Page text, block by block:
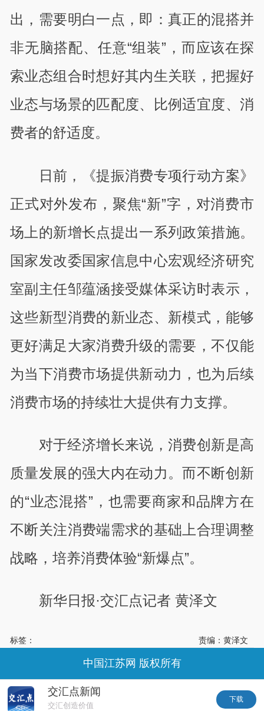
出，需要明白一点，即：真正的混搭并
非无脑搭配、任意“组装”，而应该在探
索业态组合时想好其内生关联，把握好
业态与场景的匹配度、比例适宜度、消
费者的舒适度。
日前，《提振消费专项行动方案》
正式对外发布，聚焦“新”字，对消费市
场上的新增长点提出一系列政策措施。
国家发改委国家信息中心宏观经济研究
室副主任邹蕴涵接受媒体采访时表示，
这些新型消费的新业态、新模式，能够
更好满足大家消费升级的需要，不仅能
为当下消费市场提供新动力，也为后续
消费市场的持续壮大提供有力支撑。
对于经济增长来说，消费创新是高
质量发展的强大内在动力。而不断创新
的“业态混搭”，也需要商家和品牌方在
不断关注消费端需求的基础上合理调整
战略，培养消费体验“新爆点”。
新华日报·交汇点记者 黄泽文
标签： 责编：黄泽文
交汇点新闻
交汇创造价值
下载
中国江苏网 版权所有